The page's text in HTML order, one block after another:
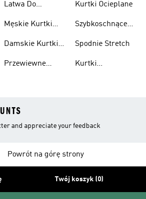
Latwa Do
Kurtki
Męskie Kurtki
Damskie Kurtki
Przewiewne
Kurtki Ocieplane
Szybkoschnące
Spodnie Stretch
Kurtki
and appreciate your feedback
Powrót na górę strony
Twój koszyk (0)